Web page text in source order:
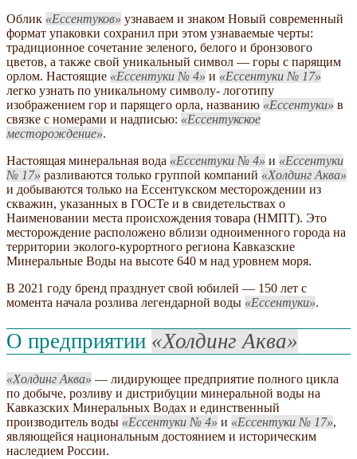
Облик
Ессентуков
узнаваем и знаком Новый современный
формат упаковки сохранил при этом узнаваемые черты:
традиционное сочетание зеленого, белого и бронзового
цветов, а также свой уникальный символ — горы с парящим
орлом. Настоящие
Ессентуки № 4 и
Ессентуки № 17
легко узнать по уникальному символу- логотипу
изображением гор и парящего орла, названию
Ессентуки
в
связке с номерами и надписью:
Ессентукское
месторождение .
Настоящая минеральная вода
Ессентуки № 4 и
Ессентуки
№ 17
разливаются только группой компаний
Холдинг Аква
и добываются только на Ессентукском месторождении из
скважин, указанных в ГОСТе и в свидетельствах о
Наименовании места происхождения товара (НМПТ). Это
месторождение расположено вблизи одноименного города на
территории эколого-курортного региона Кавказские
Минеральные Воды на высоте 640 м над уровнем моря.
В 2021 году бренд празднует свой юбилей — 150 лет с
момента начала розлива легендарной воды
Ессентуки .
О предприятии Холдинг Аква
Холдинг Аква
— лидирующее предприятие полного цикла
по добыче, розливу и дистрибуции минеральной воды на
Кавказских Минеральных Водах и единственный
производитель воды
Ессентуки № 4 и Ессентуки № 17 ,
являющейся национальным достоянием и историческим
наследием России.